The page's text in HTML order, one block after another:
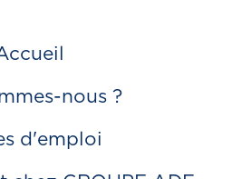
nous ?
d'emploi